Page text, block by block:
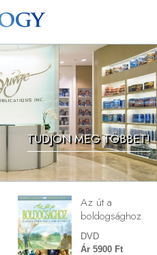
TUDJON MEG TÖBBET!
Az út a
boldogsághoz
DVD
Ár 5900 Ft